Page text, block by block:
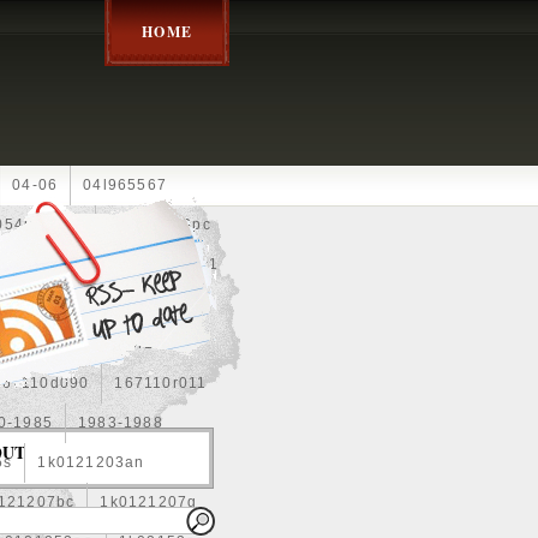
HOME
04-06 04l965567
10pc
13-2269 1330c1
1355d300185
15pcs 160400r160
167110r011
1985 1983-1988
1k0121203an
1k0121207g